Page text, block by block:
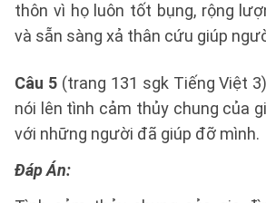
thôn vì họ luôn tốt bụng, rộng
và sẵn sàng xả thân cứu giúp
Câu 5(trang 131 sgk Tiếng Việt
nói lên tình cảm thủy chung của
với những người đã giúp đỡ mình.
Đáp Án: